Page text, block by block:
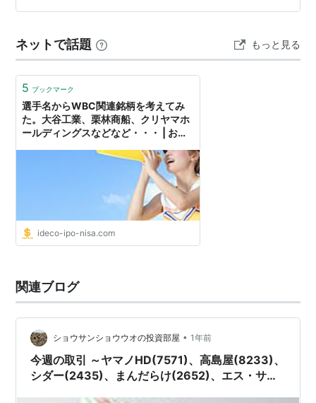
ネットで話題 もっと見る
5 ブックマーク
選手名からWBC関連銘柄を考えてみ
た。大谷工業、栗林商船、クリヤマホ
ールディングスなどなど・・・ | お金
ideco-ipo-nisa.com
関連ブログ
ショウサンショウウオの投資部屋 • 1年前
今週の取引 ～ヤマノHD(7571)、高島屋(8233)、
シダー(2435)、まんだらけ(2652)、エス・サイ